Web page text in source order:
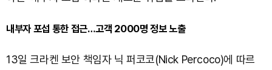
내부자 포섭 통한 접근…고객 2000명 정보 노출
13일 크라켄 보안 책임자 닉 퍼코코(Nick Percoco)에 따르